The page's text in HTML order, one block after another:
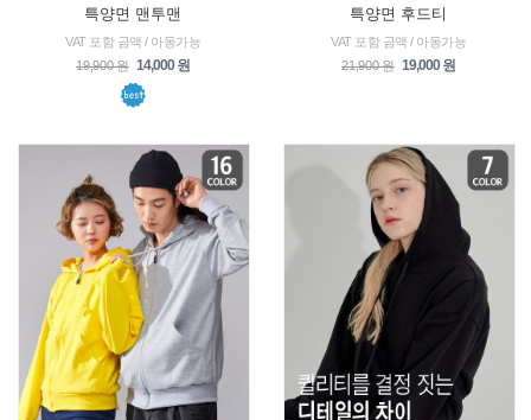
특양면 맨투맨
VAT 포함 금액 / 아동가능
19,900 원 14,000 원
특양면 후드티
VAT 포함 금액 / 아동가능
21,900 원 19,000 원